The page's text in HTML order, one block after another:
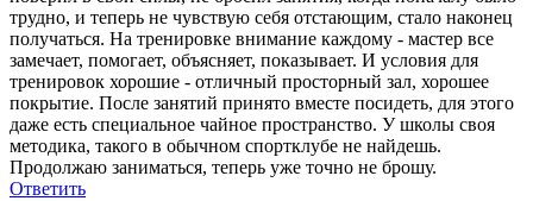
трудно, и теперь не чувствую себя отстающим, стало наконец
получаться. На тренировке внимание каждому - мастер все
замечает, помогает, объясняет, показывает. И условия для
тренировок хорошие - отличный просторный зал, хорошее
покрытие. После занятий принято вместе посидеть, для этого
даже есть специальное чайное пространство. У школы своя
методика, такого в обычном спортклубе не найдешь.
Продолжаю заниматься, теперь уже точно не брошу.
Ответить